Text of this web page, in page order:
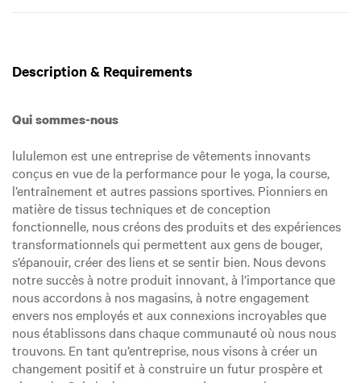
Description & Requirements
Qui sommes-nous
lululemon est une entreprise de vêtements innovants
conçus en vue de la performance pour le yoga, la course,
l’entraînement et autres passions sportives. Pionniers en
matière de tissus techniques et de conception
fonctionnelle, nous créons des produits et des expériences
transformationnels qui permettent aux gens de bouger,
s’épanouir, créer des liens et se sentir bien. Nous devons
notre succès à notre produit innovant, à l’importance que
nous accordons à nos magasins, à notre engagement
envers nos employés et aux connexions incroyables que
nous établissons dans chaque communauté où nous nous
trouvons. En tant qu’entreprise, nous visons à créer un
changement positif et à construire un futur prospère et